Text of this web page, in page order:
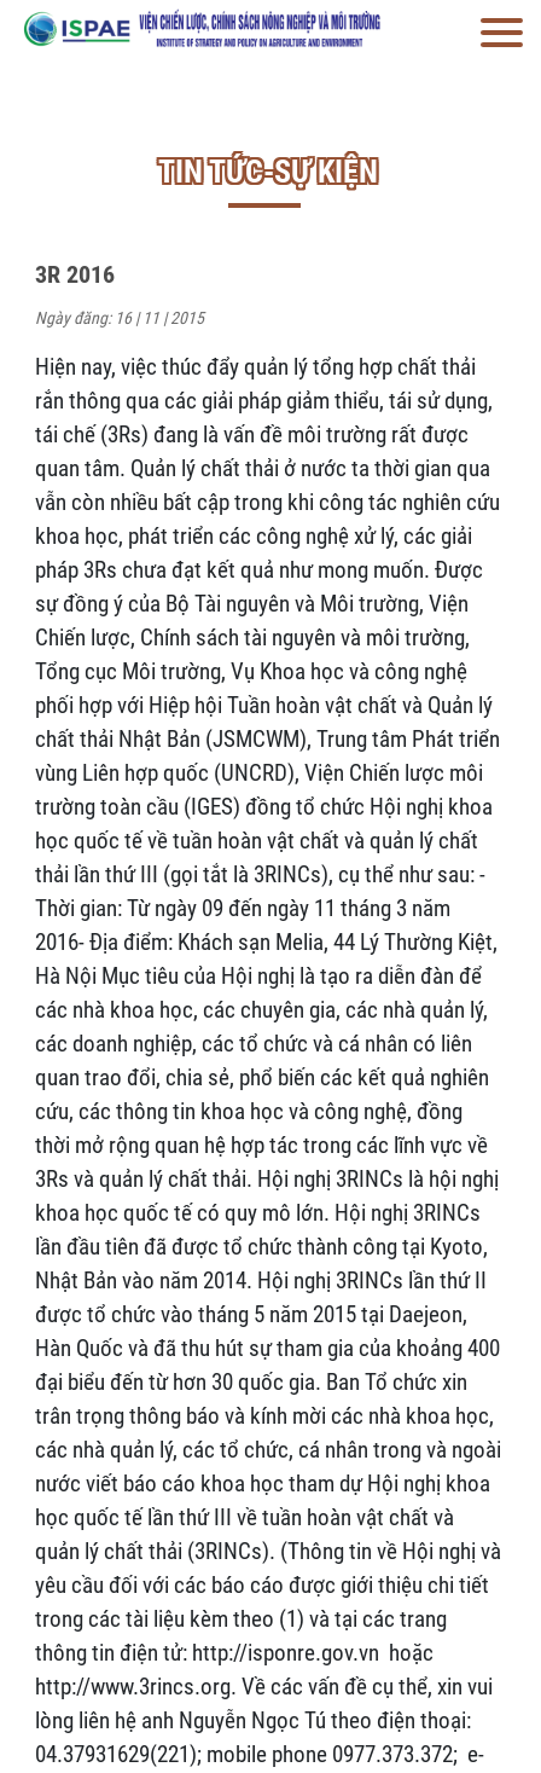
TIN TỨC-SỰ KIỆN
3R 2016
Ngày đăng: 16 | 11 | 2015
Hiện nay, việc thúc đẩy quản lý tổng hợp chất thải
rắn thông qua các giải pháp giảm thiểu, tái sử dụng,
tái chế (3Rs) đang là vấn đề môi trường rất được
quan tâm. Quản lý chất thải ở nước ta thời gian qua
vẫn còn nhiều bất cập trong khi công tác nghiên cứu
khoa học, phát triển các công nghệ xử lý, các giải
pháp 3Rs chưa đạt kết quả như mong muốn. Được
sự đồng ý của Bộ Tài nguyên và Môi trường, Viện
Chiến lược, Chính sách tài nguyên và môi trường,
Tổng cục Môi trường, Vụ Khoa học và công nghệ
phối hợp với Hiệp hội Tuần hoàn vật chất và Quản lý
chất thải Nhật Bản (JSMCWM), Trung tâm Phát triển
vùng Liên hợp quốc (UNCRD), Viện Chiến lược môi
trường toàn cầu (IGES) đồng tổ chức Hội nghị khoa
học quốc tế về tuần hoàn vật chất và quản lý chất
thải lần thứ III (gọi tắt là 3RINCs), cụ thể như sau: -
Thời gian: Từ ngày 09 đến ngày 11 tháng 3 năm
2016- Địa điểm: Khách sạn Melia, 44 Lý Thường Kiệt,
Hà Nội Mục tiêu của Hội nghị là tạo ra diễn đàn để
các nhà khoa học, các chuyên gia, các nhà quản lý,
các doanh nghiệp, các tổ chức và cá nhân có liên
quan trao đổi, chia sẻ, phổ biến các kết quả nghiên
cứu, các thông tin khoa học và công nghệ, đồng
thời mở rộng quan hệ hợp tác trong các lĩnh vực về
3Rs và quản lý chất thải. Hội nghị 3RINCs là hội nghị
khoa học quốc tế có quy mô lớn. Hội nghị 3RINCs
lần đầu tiên đã được tổ chức thành công tại Kyoto,
Nhật Bản vào năm 2014. Hội nghị 3RINCs lần thứ II
được tổ chức vào tháng 5 năm 2015 tại Daejeon,
Hàn Quốc và đã thu hút sự tham gia của khoảng 400
đại biểu đến từ hơn 30 quốc gia. Ban Tổ chức xin
trân trọng thông báo và kính mời các nhà khoa học,
các nhà quản lý, các tổ chức, cá nhân trong và ngoài
nước viết báo cáo khoa học tham dự Hội nghị khoa
học quốc tế lần thứ III về tuần hoàn vật chất và
quản lý chất thải (3RINCs). (Thông tin về Hội nghị và
yêu cầu đối với các báo cáo được giới thiệu chi tiết
trong các tài liệu kèm theo (1) và tại các trang
thông tin điện tử: http://isponre.gov.vn hoặc
http://www.3rincs.org. Về các vấn đề cụ thể, xin vui
lòng liên hệ anh Nguyễn Ngọc Tú theo điện thoại:
04.37931629(221); mobile phone 0977.373.372; e-